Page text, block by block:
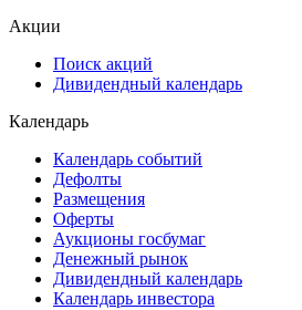
Акции
Поиск акций
Дивидендный календарь
Календарь
Календарь событий
Дефолты
Размещения
Оферты
Аукционы госбумаг
Денежный рынок
Дивидендный календарь
Календарь инвестора